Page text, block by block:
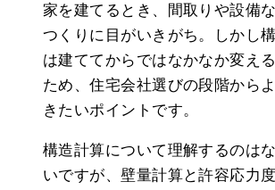
家を建てるとき、間取りや設備
つくりに目がいきがち。しかし
は建ててからではなかなか変え
ため、住宅会社選びの段階から
きたいポイントです。
構造計算について理解するのは
いですが、壁量計算と許容応力